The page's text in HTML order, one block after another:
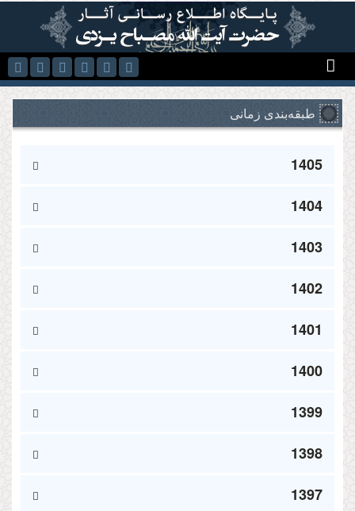
رفتن به محتوای اصلی
طبقه‌بندی زمانی
1405
1404
1403
1402
1401
1400
1399
1398
1397